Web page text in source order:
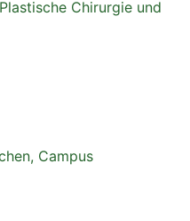
Chirurgie und
Campus